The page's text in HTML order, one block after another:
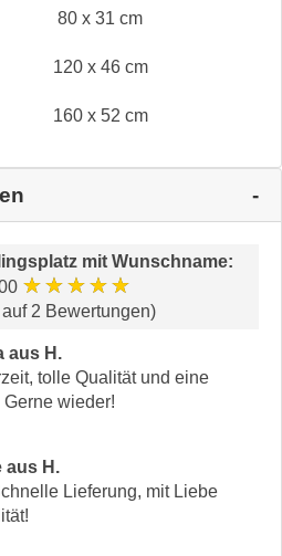
80 x 31 cm
120 x 46 cm
160 x 52 cm
mit Wunschname:
★★★★★
2 Bewertungen)
aus H.
tolle Qualität und eine
wieder!
aus H.
Lieferung, mit Liebe